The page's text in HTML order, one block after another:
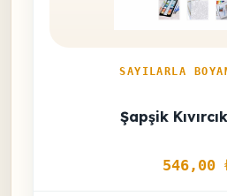
SAYILARLA
Şapşik
546,00